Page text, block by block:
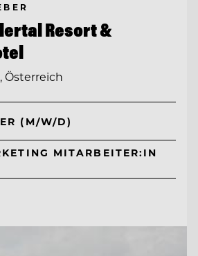
Resort &
Österreich
(M/W/D)
MITARBEITER:IN